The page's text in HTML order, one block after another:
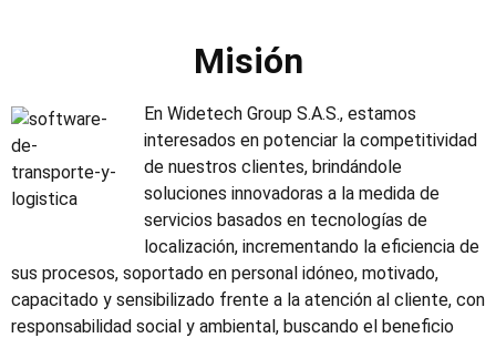
Misión
En Widetech Group S.A.S., estamos
interesados en potenciar la competitividad
de nuestros clientes, brindándole
soluciones innovadoras a la medida de
servicios basados en tecnologías de
localización, incrementando la eficiencia de
sus procesos, soportado en personal idóneo, motivado,
capacitado y sensibilizado frente a la atención al cliente, con
responsabilidad social y ambiental, buscando el beneficio